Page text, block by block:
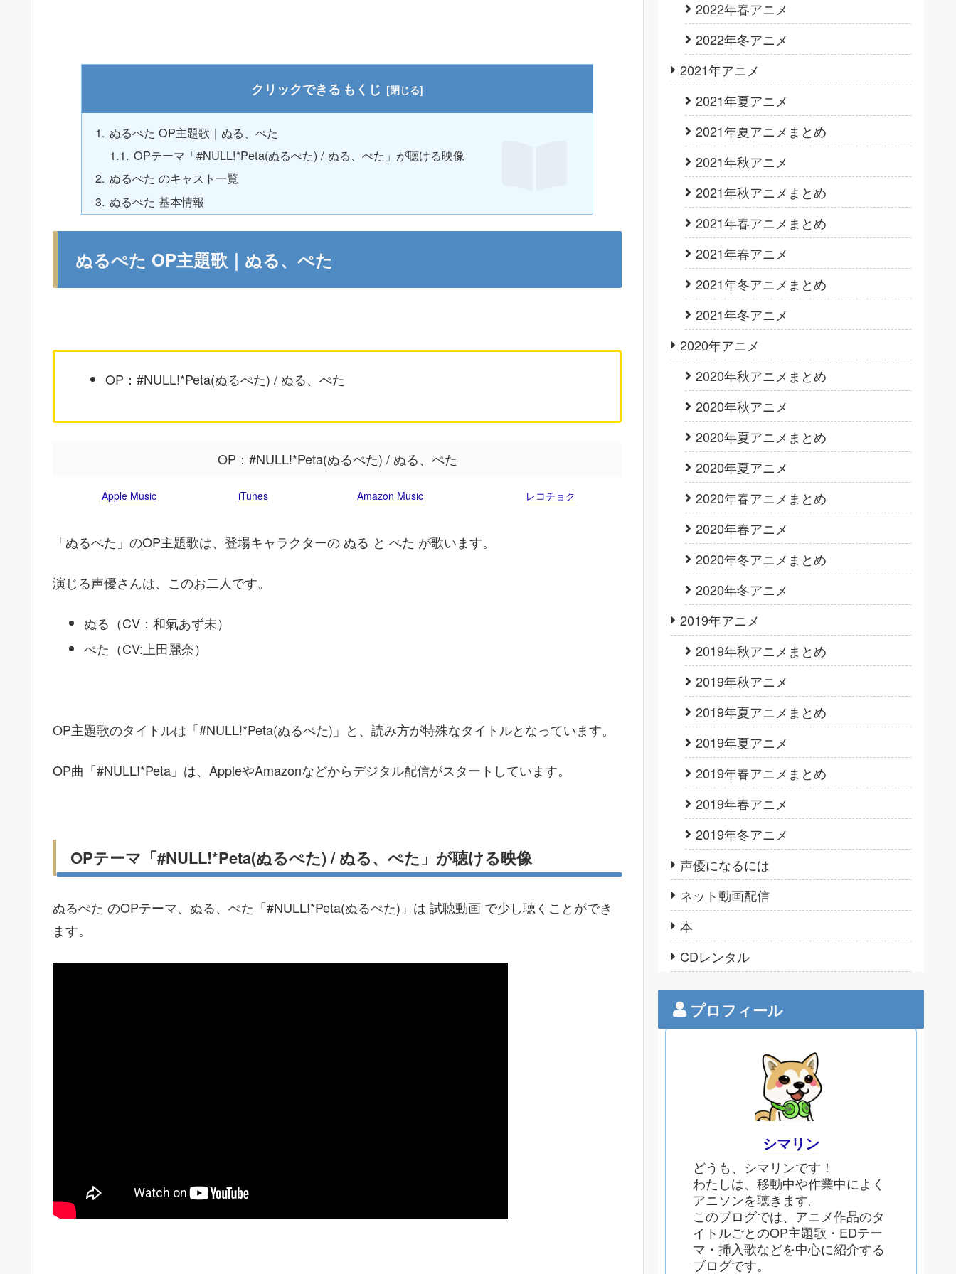
もくじ
ぬるぺた OP主題歌｜ぬる、ぺた
OPテーマ「#NULL!*Peta(ぬるぺた) / ぬる、ぺた」が聴ける映像
ぬるぺた のキャスト一覧
ぬるぺた 基本情報
ぬるぺた OP主題歌｜ぬる、ぺた
OP：#NULL!*Peta(ぬるぺた) / ぬる、ぺた
OP：#NULL!*Peta(ぬるぺた) / ぬる、ぺた
Apple Music iTunes Amazon Music レコチョク
「ぬるぺた」のOP主題歌は、登場キャラクターの ぬる と ぺた が歌います。
演じる声優さんは、このお二人です。
ぬる（CV：和氣あず未）
ぺた（CV:上田麗奈）
OP主題歌のタイトルは「#NULL!*Peta(ぬるぺた)」と、読み方が特殊なタイトルとなっています。
OP曲「#NULL!*Peta」は、AppleやAmazonなどからデジタル配信がスタートしています。
OPテーマ「#NULL!*Peta(ぬるぺた) / ぬる、ぺた」が聴ける映像
ぬるぺた のOPテーマ、ぬる、ぺた「#NULL!*Peta(ぬるぺた)」は 試聴動画 で少し聴くことができ
ます。
2022年春アニメ
2022年冬アニメ
2021年アニメ
2021年夏アニメ
2021年夏アニメまとめ
2021年秋アニメ
2021年秋アニメまとめ
2021年春アニメまとめ
2021年春アニメ
2021年冬アニメまとめ
2021年冬アニメ
2020年アニメ
2020年秋アニメまとめ
2020年秋アニメ
2020年夏アニメまとめ
2020年夏アニメ
2020年春アニメまとめ
2020年春アニメ
2020年冬アニメまとめ
2020年冬アニメ
2019年アニメ
2019年秋アニメまとめ
2019年秋アニメ
2019年夏アニメまとめ
2019年夏アニメ
2019年春アニメまとめ
2019年春アニメ
2019年冬アニメ
声優になるには
ネット動画配信
本
CDレンタル
プロフィール
シマリン
どうも、シマリンです！
わたしは、移動中や作業中によく
アニソンを聴きます。
このブログでは、アニメ作品のタ
イトルごとのOP主題歌・EDテー
マ・挿入歌などを中心に紹介する
ブログです。